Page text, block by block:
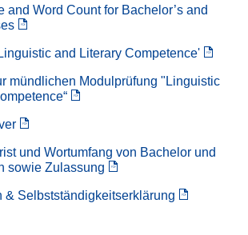
and Word Count for Bachelor’s and
and Literary Competence'
mündlichen Modulprüfung "Linguistic
und Wortumfang von Bachelor und
sowie Zulassung
& Selbstständigkeitserklärung